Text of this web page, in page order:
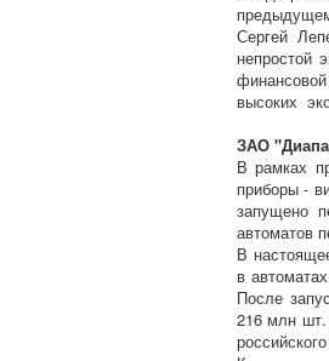
Сергей
непростой
высоких
ЗАО
В рамках
приборы -
запущено
автоматов
В
в
После
216 млн шт.